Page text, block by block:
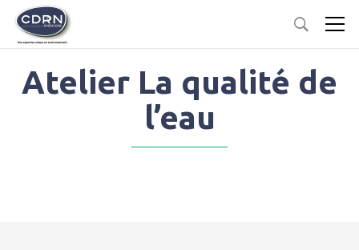
Atelier La qualité de
l’eau